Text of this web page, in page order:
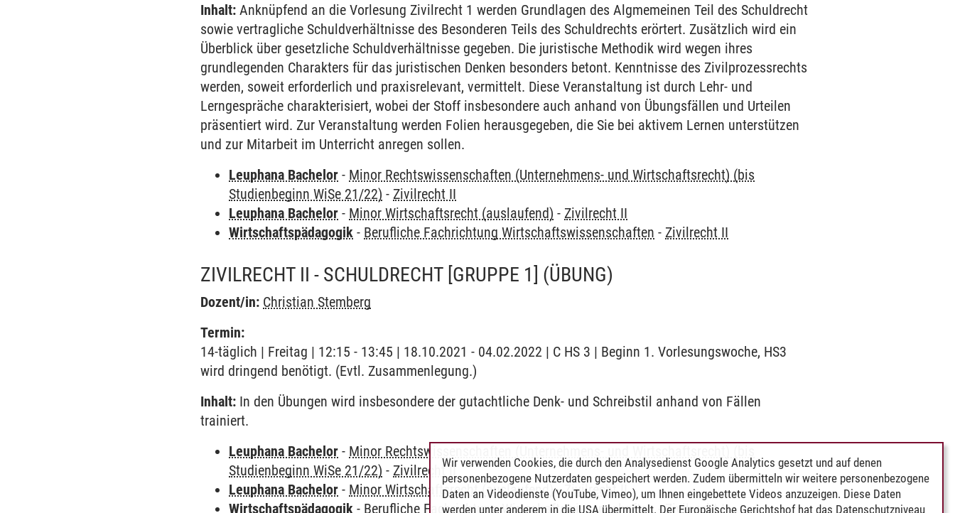
Inhalt: Anknüpfend an die Vorlesung Zivilrecht 1 werden Grundlagen des Algmemeinen Teil des Schuldrecht
sowie vertragliche Schuldverhältnisse des Besonderen Teils des Schuldrechts erörtert. Zusätzlich wird ein
Überblick über gesetzliche Schuldverhältnisse gegeben. Die juristische Methodik wird wegen ihres
grundlegenden Charakters für das juristischen Denken besonders betont. Kenntnisse des Zivilprozessrechts
werden, soweit erforderlich und praxisrelevant, vermittelt. Diese Veranstaltung ist durch Lehr- und
Lerngespräche charakterisiert, wobei der Stoff insbesondere auch anhand von Übungsfällen und Urteilen
präsentiert wird. Zur Veranstaltung werden Folien herausgegeben, die Sie bei aktivem Lernen unterstützen
und zur Mitarbeit im Unterricht anregen sollen.
Leuphana Bachelor - Minor Rechtswissenschaften (Unternehmens- und Wirtschaftsrecht) (bis
Studienbeginn WiSe 21/22) - Zivilrecht II
Leuphana Bachelor - Minor Wirtschaftsrecht (auslaufend) - Zivilrecht II
Wirtschaftspädagogik - Berufliche Fachrichtung Wirtschaftswissenschaften - Zivilrecht II
ZIVILRECHT II - SCHULDRECHT [GRUPPE 1] (ÜBUNG)
Dozent/in: Christian Stemberg
Termin:
14-täglich | Freitag | 12:15 - 13:45 | 18.10.2021 - 04.02.2022 | C HS 3 | Beginn 1. Vorlesungswoche, HS3
wird dringend benötigt. (Evtl. Zusammenlegung.)
Inhalt: In den Übungen wird insbesondere der gutachtliche Denk- und Schreibstil anhand von Fällen
trainiert.
Leuphana Bachelor - Minor Rechtswissenschaften (Unternehmens- und Wirtschaftsrecht) (bis
Studienbeginn WiSe 21/22) - Zivilrecht II
Leuphana Bachelor - Minor Wirtschaftsrecht (auslaufend)-Zivilrecht II
Wirtschaftspädagogik - Berufliche Fachrichtung Wirtschaftswissenschaften-Zivilrecht II
Wir verwenden Cookies, die durch den Analysedienst Google Analytics gesetzt und auf denen
personenbezogene Nutzerdaten gespeichert werden. Zudem übermitteln wir weitere personenbezogene
Daten an Videodienste (YouTube, Vimeo), um Ihnen eingebettete Videos anzuzeigen. Diese Daten
werden unter anderem in die USA übermittelt. Der Europäische Gerichtshof hat das Datenschutzniveau